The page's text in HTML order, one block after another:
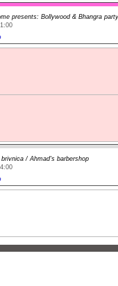
presents: Bollywood & Bhangra party
/ Ahmad's barbershop